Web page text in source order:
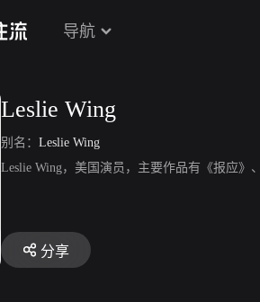
导航
Leslie Wing
别名： Leslie Wing
Leslie Wing，美国演员，主要作品有《报应》
分享